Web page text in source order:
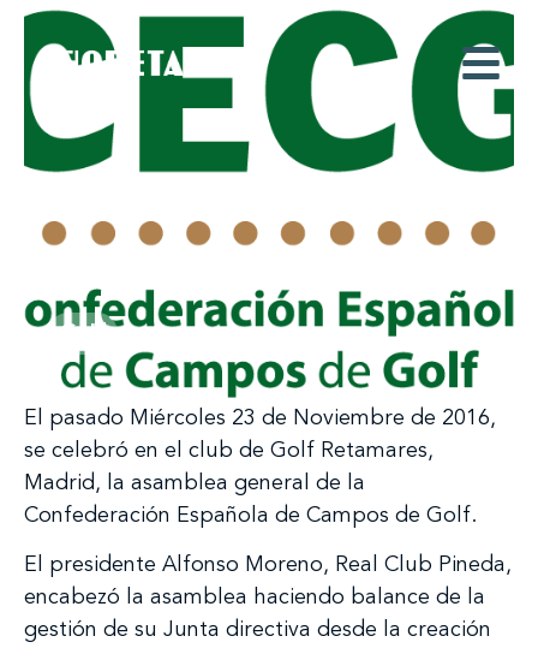
Golf
El pasado Miércoles 23 de Noviembre de 2016,
se celebró en el club de Golf Retamares,
Madrid, la asamblea general de la
Confederación Española de Campos de Golf.
El presidente Alfonso Moreno, Real Club Pineda,
encabezó la asamblea haciendo balance de la
gestión de su Junta directiva desde la creación